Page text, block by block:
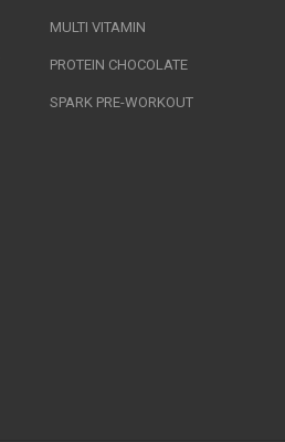
MULTI VITAMIN
PROTEIN CHOCOLATE
SPARK PRE-WORKOUT